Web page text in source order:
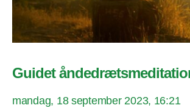
Guidet
mandag, 18 september 2023, 16:21